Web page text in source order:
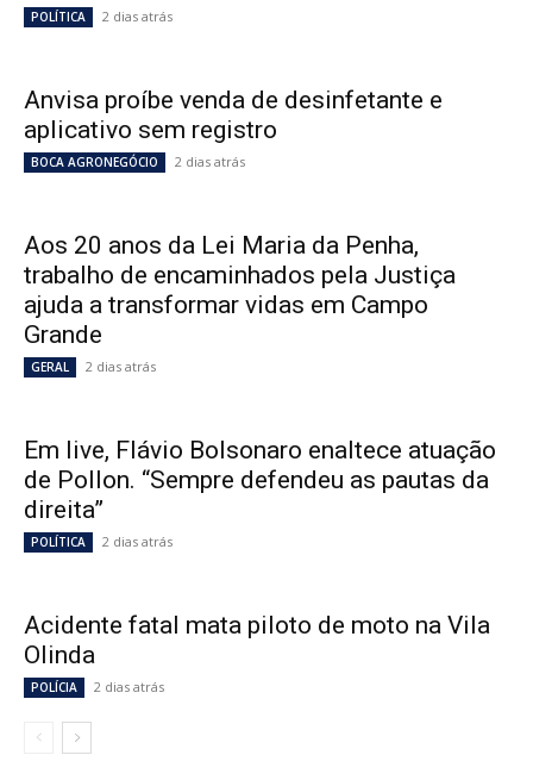
POLÍTICA 2 dias atrás
Anvisa proíbe venda de desinfetante e
aplicativo sem registro
BOCA AGRONEGÓCIO 2 dias atrás
Aos 20 anos da Lei Maria da Penha,
trabalho de encaminhados pela Justiça
ajuda a transformar vidas em Campo
Grande
GERAL 2 dias atrás
Em live, Flávio Bolsonaro enaltece atuação
de Pollon. “Sempre defendeu as pautas da
direita”
POLÍTICA 2 dias atrás
Acidente fatal mata piloto de moto na Vila
Olinda
POLÍCIA 2 dias atrás